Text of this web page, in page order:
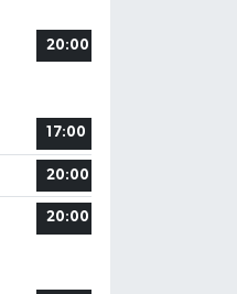
20:00
17:00
20:00
20:00